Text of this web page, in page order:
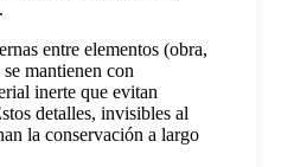
entre elementos (obra,
mantienen con
inerte que evitan
detalles, invisibles al
la conservación a largo